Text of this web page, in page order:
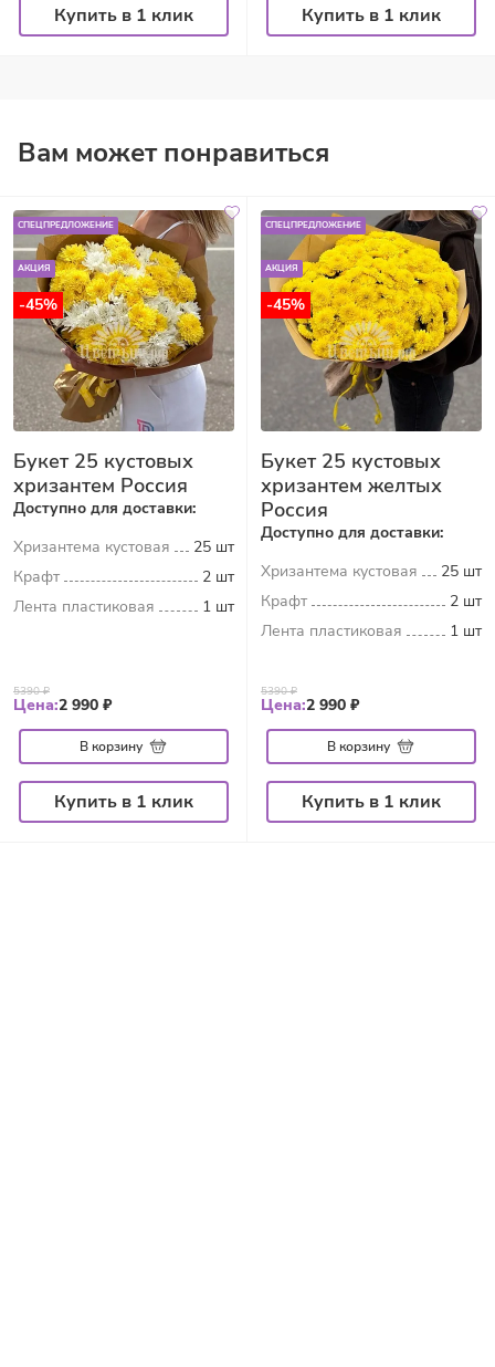
Купить в 1 клик Купить в 1 клик
Вам может понравиться
-45%
СПЕЦПРЕДЛОЖЕНИЕ
АКЦИЯ
Букет 25 кустовых
хризантем Россия
Доступно для доставки:
Хризантема кустовая
25 шт
Крафт
2 шт
Лента пластиковая
1 шт
5390 ₽
Цена:2 990 ₽
В корзину
Купить в 1 клик
-45%
СПЕЦПРЕДЛОЖЕНИЕ
АКЦИЯ
Букет 25 кустовых
хризантем желтых
Россия
Доступно для доставки:
Хризантема кустовая
25 шт
Крафт
2 шт
Лента пластиковая
1 шт
5390 ₽
Цена:2 990 ₽
В корзину
Купить в 1 клик